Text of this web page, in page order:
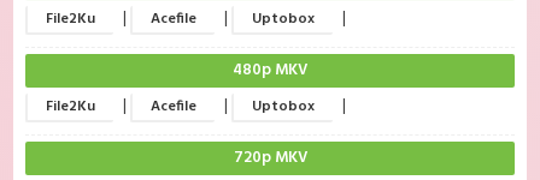
File2Ku | Acefile | Uptobox |
480p MKV
File2Ku | Acefile | Uptobox |
720p MKV